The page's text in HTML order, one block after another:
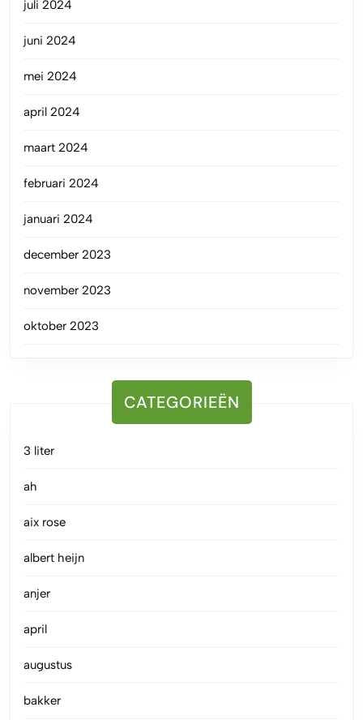
juli 2024
juni 2024
mei 2024
april 2024
maart 2024
februari 2024
januari 2024
december 2023
november 2023
oktober 2023
CATEGORIEËN
3 liter
ah
aix rose
albert heijn
anjer
april
augustus
bakker